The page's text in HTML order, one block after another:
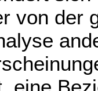
von der